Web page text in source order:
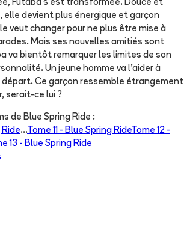
Futaba s'est transformée. Douce et
elle devient plus énergique et garçon
veut changer pour ne plus être mise à
Mais ses nouvelles amitiés sont
va bientôt remarquer les limites de son
Un jeune homme va l'aider à
départ. Ce garçon ressemble étrangement
serait-ce lui ?
de Blue Spring Ride :
Ride...Tome 11 - Blue Spring RideTome 12 -
13 - Blue Spring Ride